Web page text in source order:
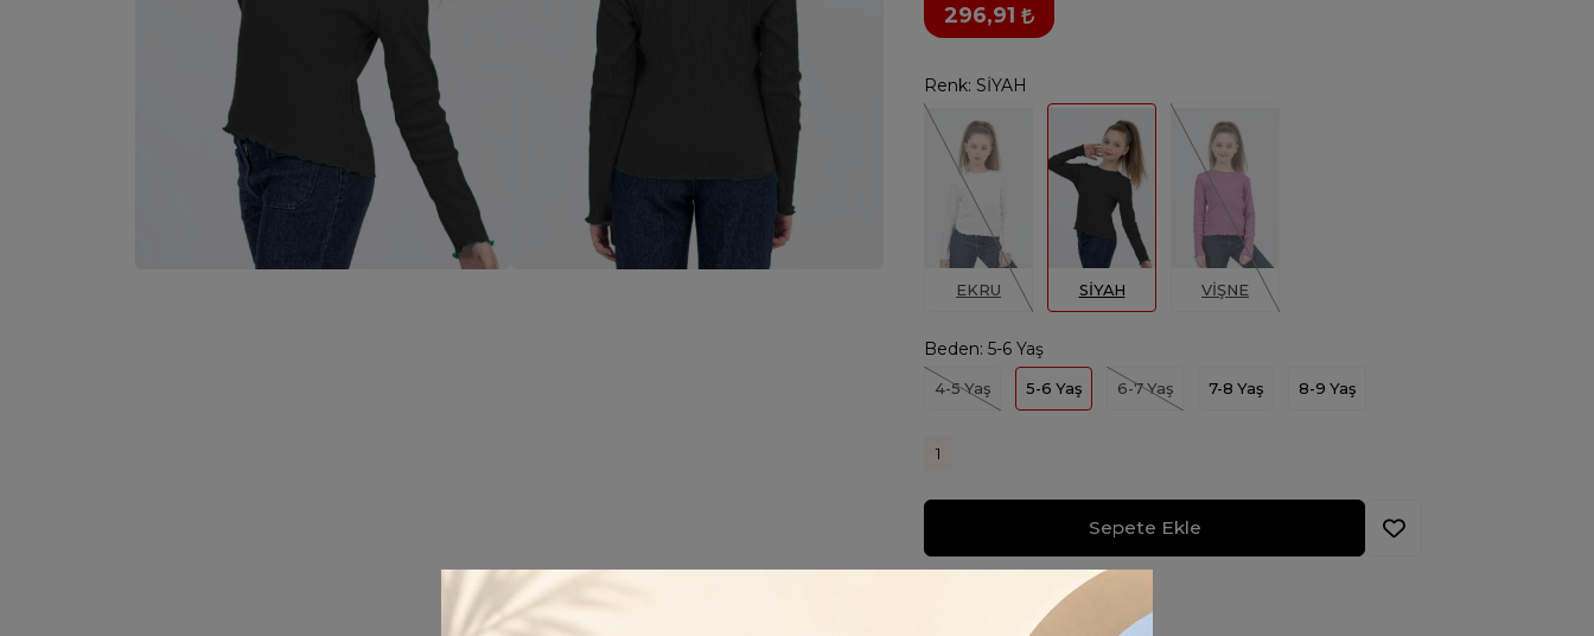
296,91
Renk: SİYAH
EKRU SİYAH VİŞNE
Beden: 5-6 Yaş
4-5 Yaş 5-6 Yaş 6-7 Yaş 7-8 Yaş 8-9 Yaş
1
Sepete Ekle
Fiyatı Düşünce Haber Ver
M01728